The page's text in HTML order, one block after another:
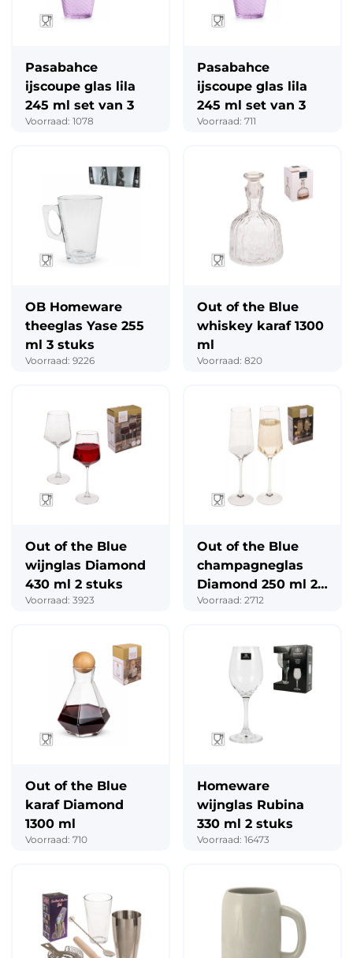
Pasabahce
ijscoupe glas lila
245 ml set van 3
Voorraad: 1078
Pasabahce
ijscoupe glas lila
245 ml set van 3
Voorraad: 711
OB Homeware
theeglas Yase 255
ml 3 stuks
Voorraad: 9226
Out of the Blue
whiskey karaf 1300
ml
Voorraad: 820
Out of the Blue
wijnglas Diamond
430 ml 2 stuks
Voorraad: 3923
Out of the Blue
champagneglas
Diamond 250 ml 2
stuks
Voorraad: 2712
Out of the Blue
karaf Diamond
1300 ml
Voorraad: 710
Homeware
wijnglas Rubina
330 ml 2 stuks
Voorraad: 16473